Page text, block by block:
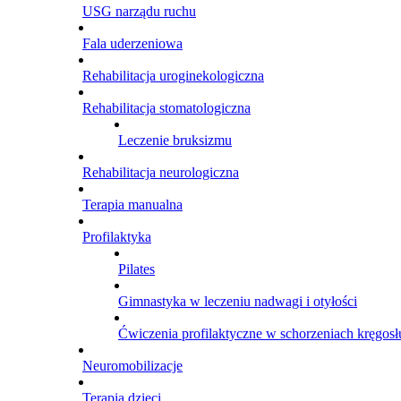
USG narządu ruchu
Fala uderzeniowa
Rehabilitacja uroginekologiczna
Rehabilitacja stomatologiczna
Leczenie bruksizmu
Rehabilitacja neurologiczna
Terapia manualna
Profilaktyka
Pilates
Gimnastyka w leczeniu nadwagi i otyłości
Ćwiczenia profilaktyczne w schorzeniach
Neuromobilizacje
Terapia dzieci